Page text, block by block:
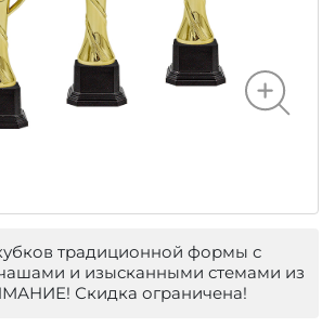
традиционной формы с
и изысканными стемами из
Скидка ограничена!